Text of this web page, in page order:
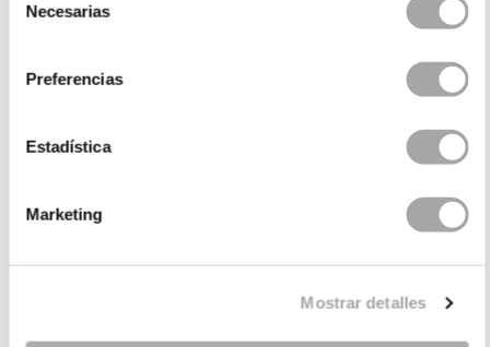
Necesarias
Preferencias
Estadística
Marketing
Mostrar detalles